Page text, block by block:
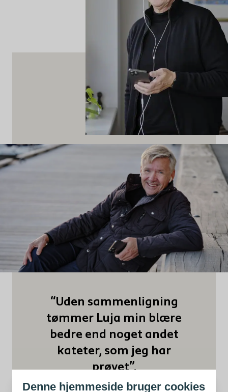
Denne hjemmeside bruger cookies
“Uden sammenligning
tømmer Luja min blære
bedre end noget andet
kateter, som jeg har
prøvet”.
Kjell | Kateterbruger